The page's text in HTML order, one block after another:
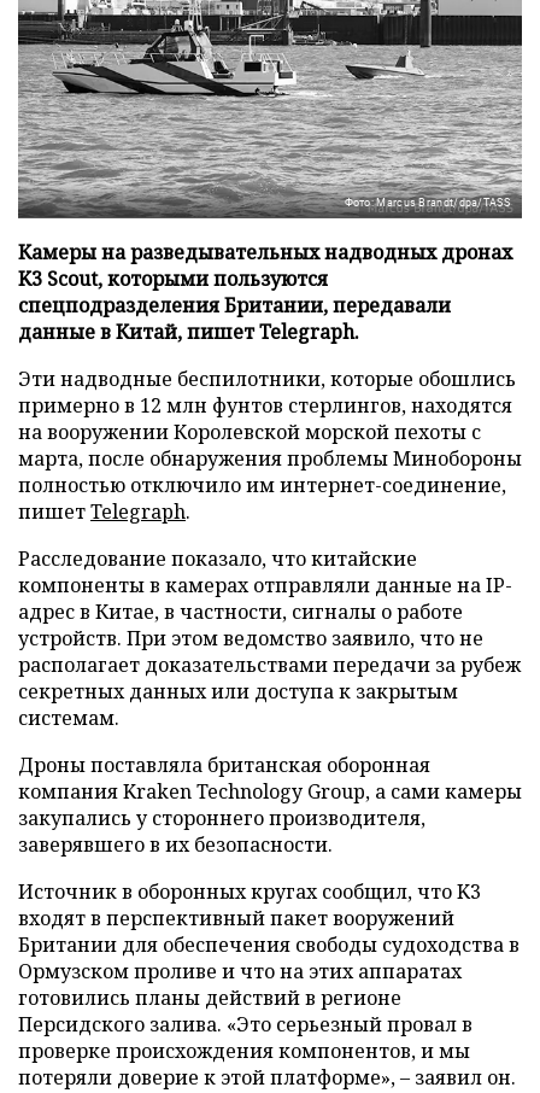
Фото: Marcus Brandt/dpa/TASS
Камеры на разведывательных надводных дронах
K3 Scout, которыми пользуются
спецподразделения Британии, передавали
данные в Китай, пишет Telegraph.
Эти надводные беспилотники, которые обошлись
примерно в 12 млн фунтов стерлингов, находятся
на вооружении Королевской морской пехоты с
марта, после обнаружения проблемы Минобороны
полностью отключило им интернет-соединение,
пишетTelegraph.
Расследование показало, что китайские
компоненты в камерах отправляли данные на IP-
адрес в Китае, в частности, сигналы о работе
устройств. При этом ведомство заявило, что не
располагает доказательствами передачи за рубеж
секретных данных или доступа к закрытым
системам.
Дроны поставляла британская оборонная
компания Kraken Technology Group, а сами камеры
закупались у стороннего производителя,
заверявшего в их безопасности.
Источник в оборонных кругах сообщил, что K3
входят в перспективный пакет вооружений
Британии для обеспечения свободы судоходства в
Ормузском проливе и что на этих аппаратах
готовились планы действий в регионе
Персидского залива. «Это серьезный провал в
проверке происхождения компонентов, и мы
потеряли доверие к этой платформе», – заявил он.